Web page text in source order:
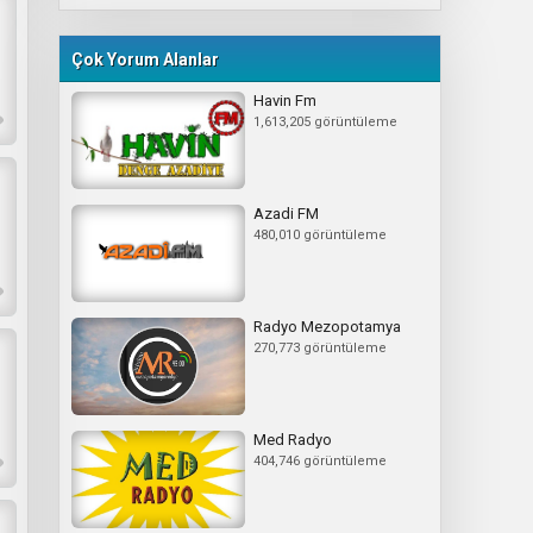
Çok Yorum Alanlar
Havin Fm
1,613,205 görüntüleme
Azadi FM
480,010 görüntüleme
Radyo Mezopotamya
270,773 görüntüleme
Med Radyo
404,746 görüntüleme